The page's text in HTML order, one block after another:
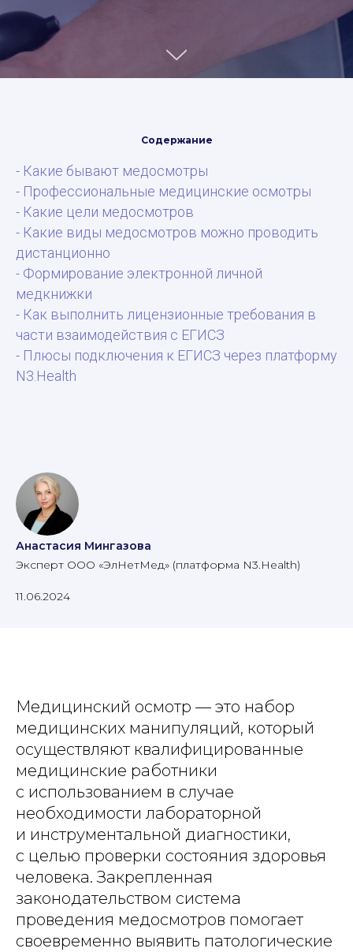
Содержание
- Какие бывают медосмотры
- Профессиональные медицинские осмотры
- Какие цели медосмотров
- Какие виды медосмотров можно проводить
дистанционно
- Формирование электронной личной
медкнижки
- Как выполнить лицензионные требования в
части взаимодействия с ЕГИСЗ
- Плюсы подключения к ЕГИСЗ через платформу
N3.Health
Анастасия Мингазова
Эксперт ООО «ЭлНетМед» (платформа N3.Health)
11.06.2024
Медицинский осмотр — это набор
медицинских манипуляций, который
осуществляют квалифицированные
медицинские работники
с использованием в случае
необходимости лабораторной
и инструментальной диагностики,
с целью проверки состояния здоровья
человека. Закрепленная
законодательством система
проведения медосмотров помогает
своевременно выявить патологические